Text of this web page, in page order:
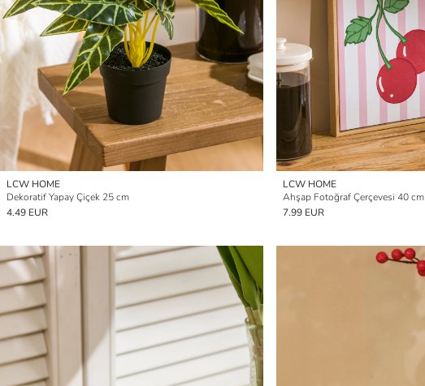
LCW HOME
Dekoratif Yapay Çiçek 25 cm
4.49 EUR
LCW HOME
Ahşap Fotoğraf Çerçevesi 40 cm
7.99 EUR